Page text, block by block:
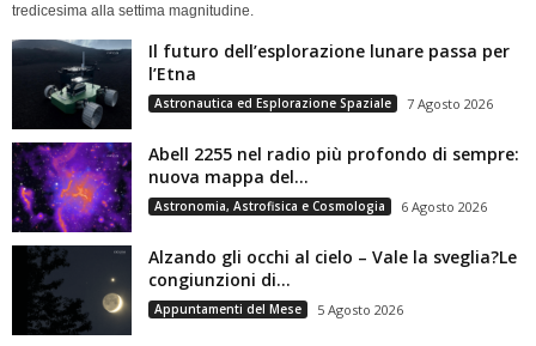
tredicesima alla settima magnitudine.
Il futuro dell’esplorazione lunare passa per
l’Etna
Astronautica ed Esplorazione Spaziale 7 Agosto 2026
Abell 2255 nel radio più profondo di sempre:
nuova mappa del...
Astronomia, Astrofisica e Cosmologia 6 Agosto 2026
Alzando gli occhi al cielo – Vale la sveglia?Le
congiunzioni di...
Appuntamenti del Mese 5 Agosto 2026